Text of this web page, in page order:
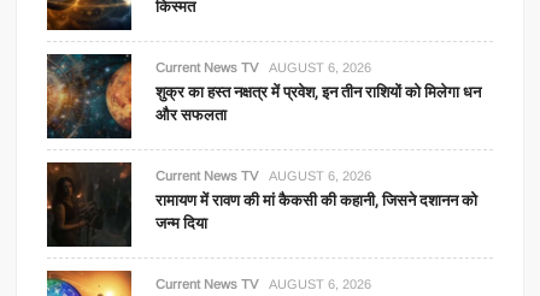
किस्मत
Current News TV AUGUST 6, 2026
शुक्र का हस्त नक्षत्र में प्रवेश, इन तीन राशियों को मिलेगा धन
और सफलता
Current News TV AUGUST 6, 2026
रामायण में रावण की मां कैकसी की कहानी, जिसने दशानन को
जन्म दिया
Current News TV AUGUST 6, 2026